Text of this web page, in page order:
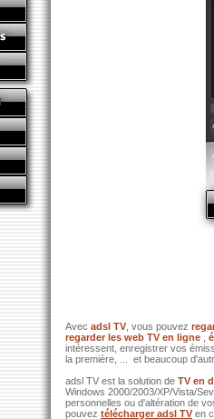
Avec adsl TV , vous pouvez
regarder les web TV en ligne
intéressent, enregistrer vos
la première, ... et beaucoup
adsl TV est la solution de TV en
Windows 2000/2003/XP/Vista/
personnelles ou d'altération de
pouvez télécharger adsl TV en